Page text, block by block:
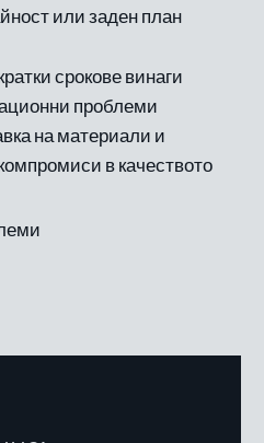
или заден план
срокове винаги
проблеми
на материали и
в качеството